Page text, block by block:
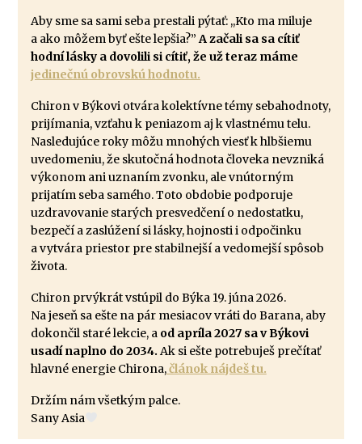
Aby sme sa sami seba prestali pýtať: ,,Kto ma miluje
a ako môžem byť ešte lepšia?”A začali sa sa cítiť
hodní lásky a dovolili si cítiť, že už teraz máme
jedinečnú obrovskú hodnotu.
Chiron v Býkovi otvára kolektívne témy sebahodnoty,
prijímania, vzťahu k peniazom aj k vlastnému telu.
Nasledujúce roky môžu mnohých viesť k hlbšiemu
uvedomeniu, že skutočná hodnota človeka nevzniká
výkonom ani uznaním zvonku, ale vnútorným
prijatím seba samého. Toto obdobie podporuje
uzdravovanie starých presvedčení o nedostatku,
bezpečí a zaslúžení si lásky, hojnosti i odpočinku
a vytvára priestor pre stabilnejší a vedomejší spôsob
života.
Chiron prvýkrát vstúpil do Býka 19. júna 2026.
Na jeseň sa ešte na pár mesiacov vráti do Barana, aby
dokončil staré lekcie, a od apríla 2027 sa v Býkovi
usadí naplno do 2034. Ak si ešte potrebuješ prečítať
hlavné energie Chirona,článok nájdeš tu.
Držím nám všetkým palce.
Sany Asia